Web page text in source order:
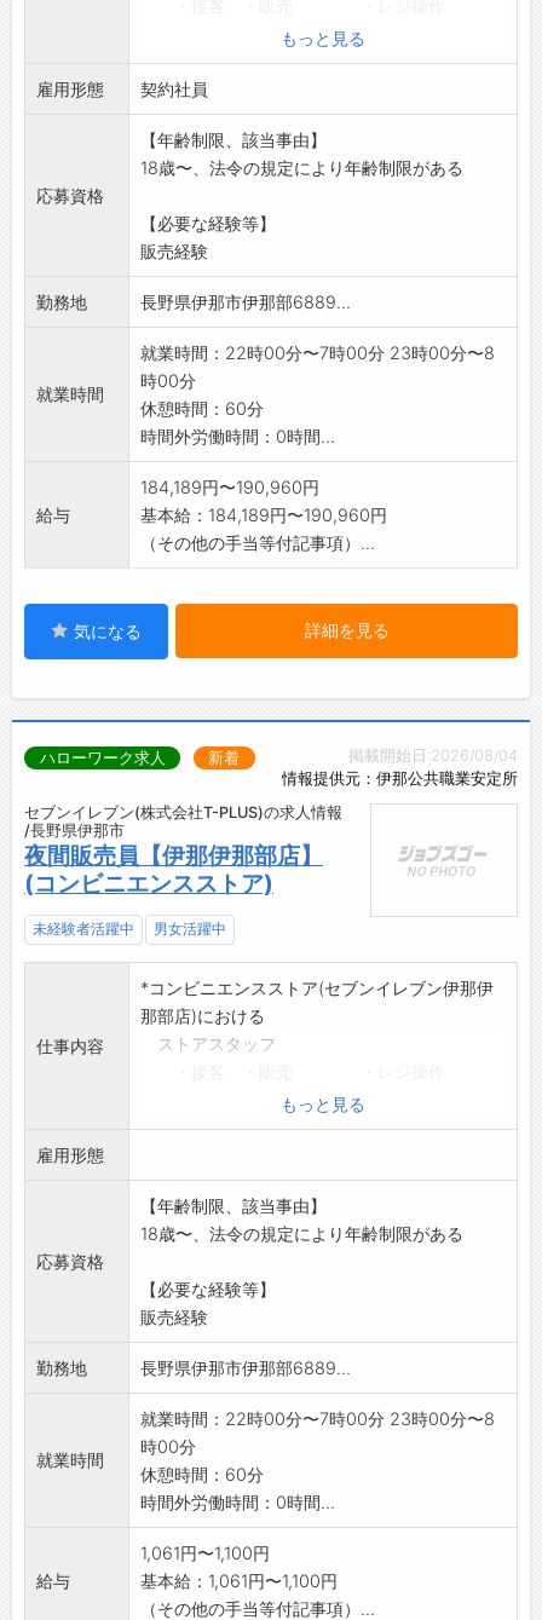
・仕入 ・商品品出し ・店内清掃等業務
全般
※土日に働ける方大歓迎
※コンビニエンス業務の経験のある方、賃金面
で優遇します。
≪応募へのワンポイント≫
業務の変更範囲:変更なし
もっと見る
雇用形態 契約社員
応募資格
【年齢制限、該当事由】
18歳〜、法令の規定により年齢制限がある
【必要な経験等】
販売経験
勤務地 長野県伊那市伊那部6889...
就業時間
就業時間：22時00分〜7時00分 23時00分〜8
時00分
休憩時間：60分
時間外労働時間：0時間...
給与
184,189円〜190,960円
基本給：184,189円〜190,960円
（その他の手当等付記事項）...
気になる 詳細を見る
掲載開始日:2026/08/04
情報提供元：伊那公共職業安定所
ハローワーク求人 新着
セブンイレブン(株式会社T-PLUS)の求人情報
/長野県伊那市
夜間販売員【伊那伊那部店】
(コンビニエンスストア)
未経験者活躍中 男女活躍中
仕事内容
*コンビニエンスストア(セブンイレブン伊那伊
那部店)における
ストアスタッフ
・仕入 ・商品品出し ・店内清掃等業務
全般
※コンビニエンス業務の経験のある方、賃金面
で優遇します。
≪応募へのワンポイント≫
業務の変更範囲:変更なし
もっと見る
雇用形態
応募資格
【年齢制限、該当事由】
18歳〜、法令の規定により年齢制限がある
【必要な経験等】
販売経験
勤務地 長野県伊那市伊那部6889...
就業時間
就業時間：22時00分〜7時00分 23時00分〜8
時00分
休憩時間：60分
時間外労働時間：0時間...
給与
1,061円〜1,100円
基本給：1,061円〜1,100円
（その他の手当等付記事項）...